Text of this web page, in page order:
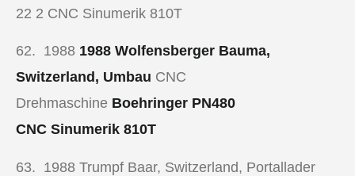
22 2 CNC Sinumerik 810T
62. 1988 1988 Wolfensberger Bauma,
Switzerland, Umbau CNC
Drehmaschine Boehringer PN480
CNC Sinumerik 810T
63. 1988 Trumpf Baar, Switzerland, Portallader